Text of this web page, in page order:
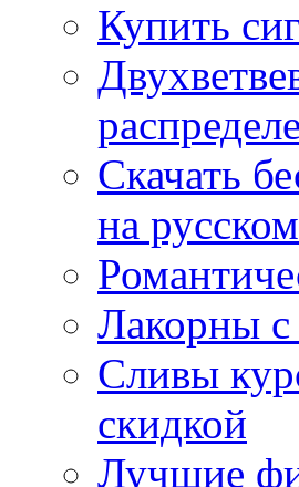
Купить
Скачать
на русском
Лакорны с
Сливы
скидкой
Лучшие